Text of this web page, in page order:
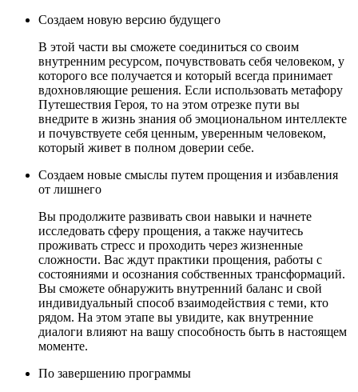
Создаем новую версию будущего
В этой части вы сможете соединиться со своим
внутренним ресурсом, почувствовать себя человеком, у
которого все получается и который всегда принимает
вдохновляющие решения. Если использовать метафору
Путешествия Героя, то на этом отрезке пути вы
внедрите в жизнь знания об эмоциональном интеллекте
и почувствуете себя ценным, уверенным человеком,
который живет в полном доверии себе.
Создаем новые смыслы путем прощения и избавления
от лишнего
Вы продолжите развивать свои навыки и начнете
исследовать сферу прощения, а также научитесь
проживать стресс и проходить через жизненные
сложности. Вас ждут практики прощения, работы с
состояниями и осознания собственных трансформаций.
Вы сможете обнаружить внутренний баланс и свой
индивидуальный способ взаимодействия с теми, кто
рядом. На этом этапе вы увидите, как внутренние
диалоги влияют на вашу способность быть в настоящем
моменте.
По завершению программы